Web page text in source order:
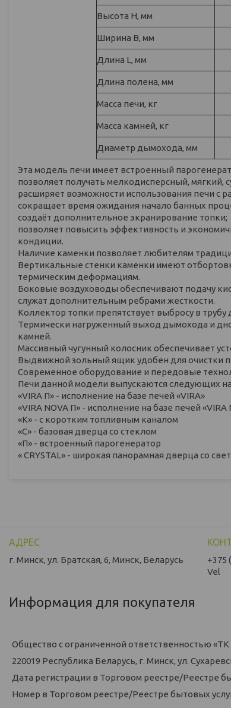
Высота H, мм
Ширина B, мм
Длина L, мм
Длина полена, мм
Масса печи, кг
Масса камней, кг
Диаметр дымохода, мм
Эта модель печи имеет встроенный
позволяет получать мелкодисперсный, мягкий,
расширяет возможности использования печи с
сокращает время ожидания начало банных
создаёт дополнительное экранирование топки;
позволяет повысить эффективность и
кондиции.
Наличие каменки позволяет любителям
Вертикальные стенки каменки имеют
термическим деформациям.
Боковые воздуховоды обеспечивают подачу
служат дополнительным ребрами жесткости.
Коллектор топки препятствует выбросу в
Термически нагруженный выход дымохода и
камней.
Массивный чугунный колосник обеспечивает
Выдвижной зольный ящик удобен для очистки
Современное оборудование и передовые
Печи данной модели выпускаются следующих
«VIRA П» - исполнение на базе печей «VIRA»
«VIRA NOVA П» - исполнение на базе печей «VIRA
«К» - с коротким топливным каналом
«С» - базовая дверца со стеклом
«П» - встроенный парогенератор
« CRYSTAL» - широкая панорамная дверца со
г. Минск, ул. Братская, 6, Минск, Беларусь
+375
Vel
Информация для покупателя
Общество с ограниченной ответственностью
220019 Республика Беларусь, г. Минск, ул.
Дата регистрации в Торговом реестре/Реестре
Номер в Торговом реестре/Реестре бытовых